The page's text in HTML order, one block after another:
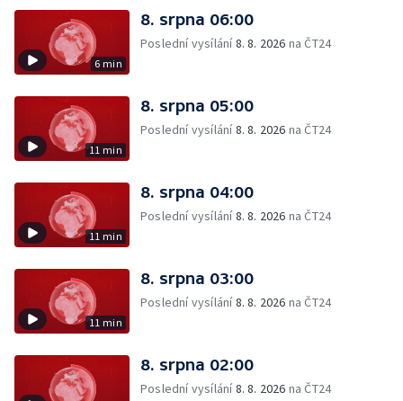
6 min
8. srpna 06:00
Poslední vysílání8. 8. 2026 na ČT24
11 min
8. srpna 05:00
Poslední vysílání8. 8. 2026 na ČT24
11 min
8. srpna 04:00
Poslední vysílání8. 8. 2026 na ČT24
11 min
8. srpna 03:00
Poslední vysílání8. 8. 2026 na ČT24
8. srpna 02:00
Poslední vysílání8. 8. 2026 na ČT24